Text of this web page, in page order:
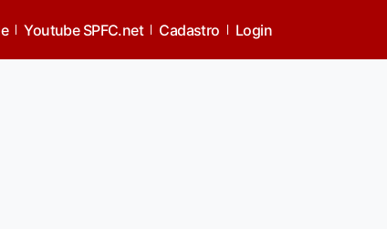
Youtube SPFC.net Cadastro Login